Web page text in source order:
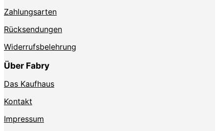
Zahlungsarten
Rücksendungen
Widerrufsbelehrung
Über Fabry
Das Kaufhaus
Kontakt
Impressum